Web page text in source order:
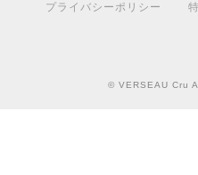
プライバシーポリシー
© VERSEAU Cru